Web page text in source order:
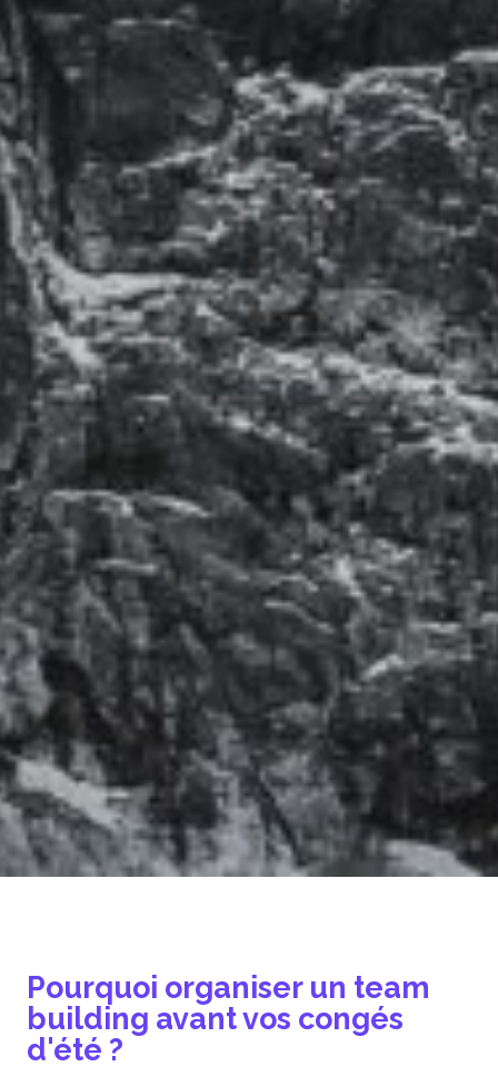
Pourquoi organiser un team
building avant vos congés
d'été ?